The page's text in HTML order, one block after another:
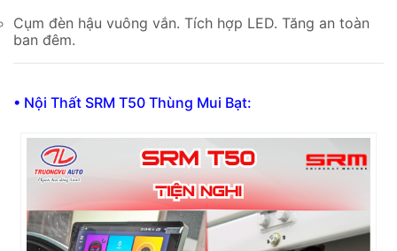
Cụm đèn hậu vuông vắn. Tích hợp LED. Tăng an toàn
ban đêm.
• Nội Thất SRM T50 Thùng Mui Bạt: